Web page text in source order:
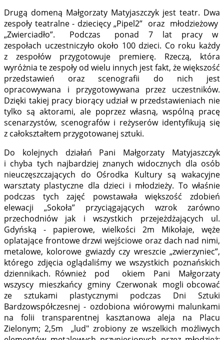
Drugą domeną Małgorzaty Matyjaszczyk jest teatr. Dwa
zespoły teatralne - dziecięcy „Pipel2” oraz młodzieżowy
„Zwierciadło”. Podczas ponad 7 lat pracy w
zespołach uczestniczyło około 100 dzieci. Co roku każdy
z zespołów przygotowuje premierę. Rzeczą, która
wyróżnia te zespoły od wielu innych jest fakt, że większość
przedstawień oraz scenografii do nich jest
opracowywana i przygotowywana przez uczestników.
Dzięki takiej pracy biorący udział w przedstawieniach nie
tylko są aktorami, ale poprzez własną, wspólną pracę
scenarzystów, scenografów i reżyserów identyfikują się
z całokształtem przygotowanej sztuki.
Do kolejnych działań Pani Małgorzaty Matyjaszczyk
i chyba tych najbardziej znanych widocznych dla osób
nieuczęszczających do Ośrodka Kultury są wakacyjne
warsztaty plastyczne dla dzieci i młodzieży. To właśnie
podczas tych zajęć powstawała większość zdobień
elewacji „Sokoła” przyciągających wzrok zarówno
przechodniów jak i wszystkich przejeżdżających ul.
Gdyńską - papierowe, wielkości 2m Mikołaje, węże
oplatające frontowe drzwi wejściowe oraz dach nad nimi,
metalowe, kolorowe gwiazdy czy wreszcie „zwierzyniec”,
którego zdjęcia oglądaliśmy we wszystkich poznańskich
dziennikach. Również pod okiem Pani Małgorzaty
wszyscy mieszkańcy gminy Czerwonak mogli obcować
ze sztukami plastycznymi podczas Dni Sztuki
Bardzowspółczesnej - ozdobiona wiórowymi malunkami
na folii transparentnej kasztanowa aleja na Placu
Zielonym; 2,5m „lud" zrobiony ze wszelkich możliwych